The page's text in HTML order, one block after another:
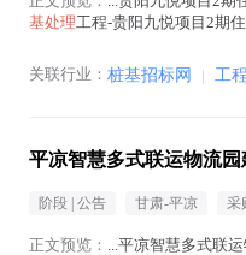
基处理工程-贵阳九悦项目2期
关联行业： 桩基招标网 | 工
平凉智慧多式联运物流
阶段 | 公告 甘肃-平凉 采
正文预览： ...平凉智慧多式联